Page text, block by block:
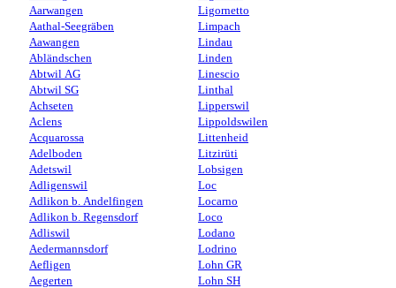
Aarwangen
Aathal-Seegräben
Aawangen
Abländschen
Abtwil AG
Abtwil SG
Achseten
Aclens
Acquarossa
Adelboden
Adetswil
Adligenswil
Adlikon b. Andelfingen
Adlikon b. Regensdorf
Adliswil
Aedermannsdorf
Aefligen
Aegerten
Ligornetto
Limpach
Lindau
Linden
Linescio
Linthal
Lipperswil
Lippoldswilen
Littenheid
Litzirüti
Lobsigen
Loc
Locarno
Loco
Lodano
Lodrino
Lohn GR
Lohn SH